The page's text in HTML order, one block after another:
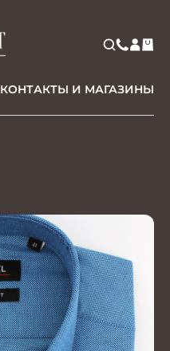
КОНТАКТЫ И МАГАЗИНЫ